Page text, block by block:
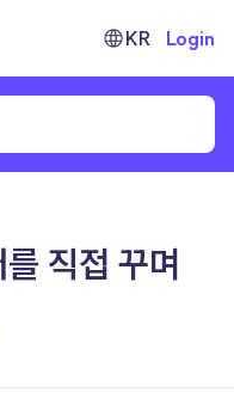
KR Login
직접 꾸며